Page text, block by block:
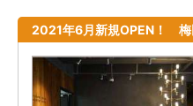
2021年6月新規OPEN！ 梅